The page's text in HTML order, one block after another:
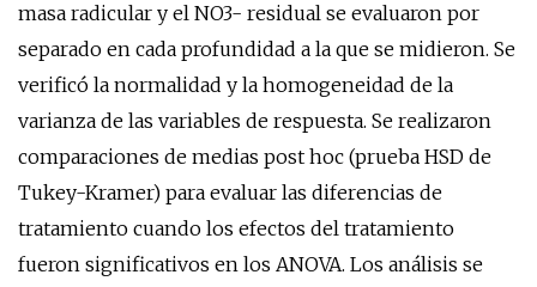
masa radicular y el NO3- residual se evaluaron por
separado en cada profundidad a la que se midieron. Se
verificó la normalidad y la homogeneidad de la
varianza de las variables de respuesta. Se realizaron
comparaciones de medias post hoc (prueba HSD de
Tukey-Kramer) para evaluar las diferencias de
tratamiento cuando los efectos del tratamiento
fueron significativos en los ANOVA. Los análisis se